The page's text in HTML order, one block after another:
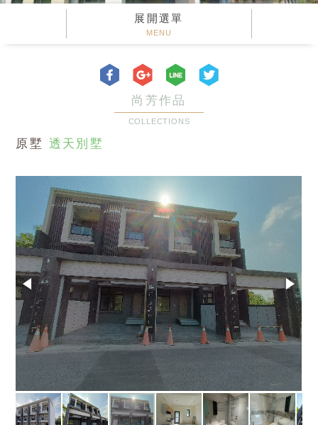
展開選單
MENU
尚芳作品
COLLECTIONS
原墅 透天別墅